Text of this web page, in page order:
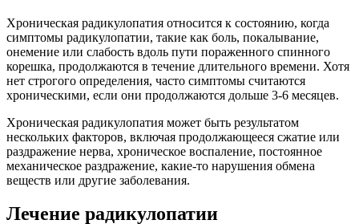
Хроническая радикулопатия относится к состоянию, когда
симптомы радикулопатии, такие как боль, покалывание,
онемение или слабость вдоль пути пораженного спинного
корешка, продолжаются в течение длительного времени. Хотя
нет строгого определения, часто симптомы считаются
хроническими, если они продолжаются дольше 3-6 месяцев.
Хроническая радикулопатия может быть результатом
нескольких факторов, включая продолжающееся сжатие или
раздражение нерва, хроническое воспаление, постоянное
механическое раздражение, какие-то нарушения обмена
веществ или другие заболевания.
Лечение радикулопатии